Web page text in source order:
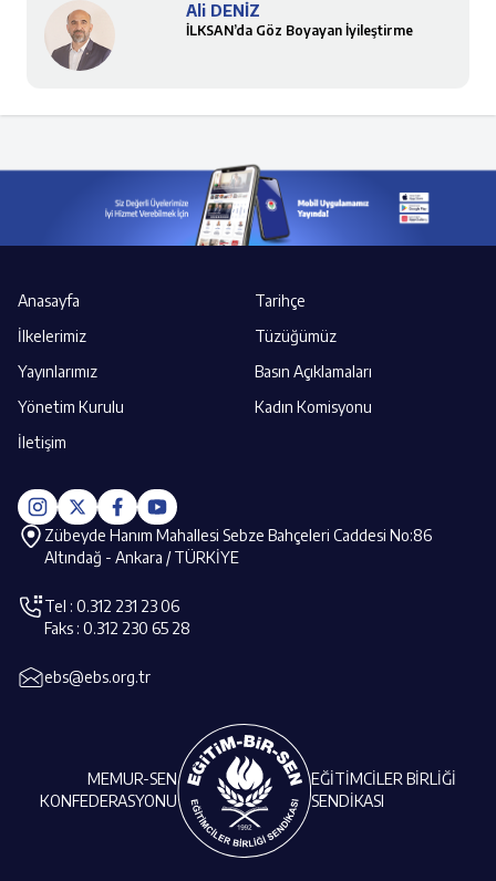
Ali DENİZ
İLKSAN’da Göz Boyayan İyileştirme
Anasayfa
Tarihçe
İlkelerimiz
Tüzüğümüz
Yayınlarımız
Basın Açıklamaları
Yönetim Kurulu
Kadın Komisyonu
İletişim
MEMUR-SEN
KONFEDERASYONU
EĞİTİMCİLER BİRLİĞİ
SENDİKASI
Zübeyde Hanım Mahallesi Sebze Bahçeleri Caddesi No:86
Altındağ - Ankara / TÜRKİYE
Tel : 0.312 231 23 06
Faks : 0.312 230 65 28
ebs@ebs.org.tr